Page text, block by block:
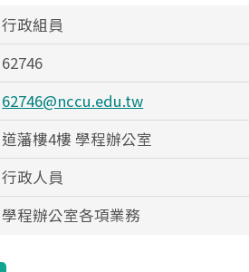
行政組員
62746
62746@nccu.edu.tw
道藩樓4樓 學程辦公室
行政人員
學程辦公室各項業務